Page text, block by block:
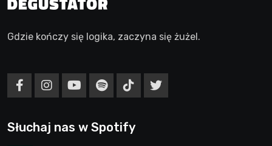
Gdzie kończy się logika, zaczyna się żużel.
Słuchaj nas w Spotify